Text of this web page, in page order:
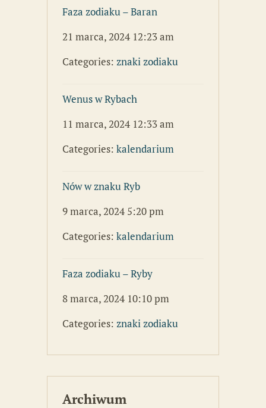
Faza zodiaku – Baran
21 marca, 2024 12:23 am
Categories: znaki zodiaku
Wenus w Rybach
11 marca, 2024 12:33 am
Categories: kalendarium
Nów w znaku Ryb
9 marca, 2024 5:20 pm
Categories: kalendarium
Faza zodiaku – Ryby
8 marca, 2024 10:10 pm
Categories: znaki zodiaku
Archiwum